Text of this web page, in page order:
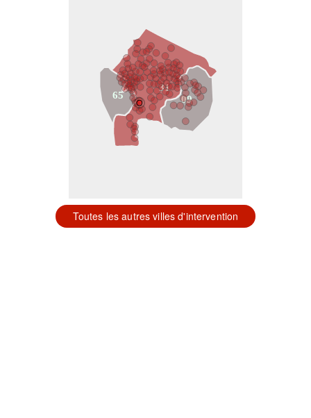
31
09
65
Toutes les autres villes d'intervention